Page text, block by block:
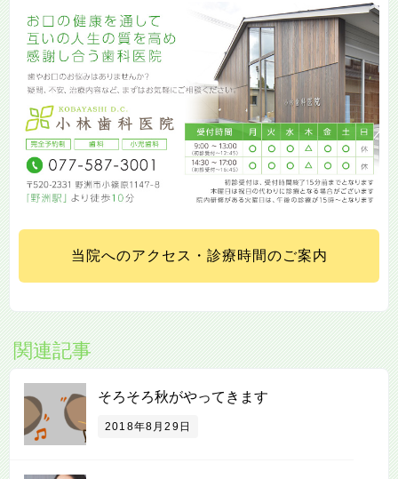
当院へのアクセス・診療時間のご案内
関連記事
そろそろ秋がやってきます
2018年8月29日